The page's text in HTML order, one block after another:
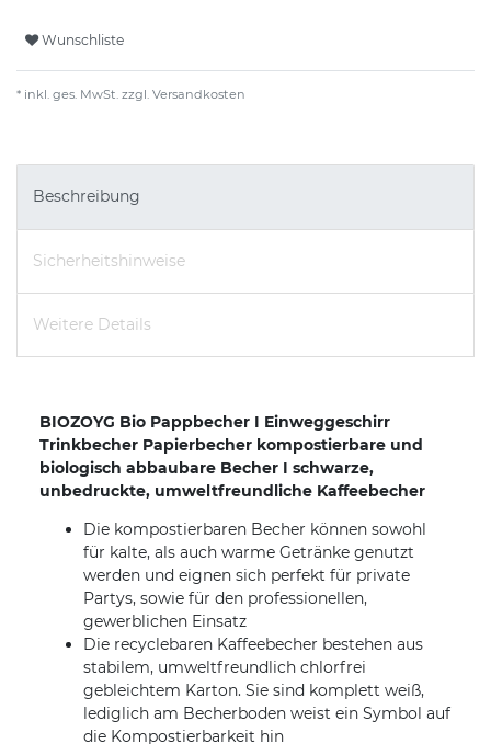
Wunschliste
* inkl. ges. MwSt. zzgl. Versandkosten
Beschreibung
Sicherheitshinweise
Weitere Details
BIOZOYG Bio Pappbecher I Einweggeschirr
Trinkbecher Papierbecher kompostierbare und
biologisch abbaubare Becher I schwarze,
unbedruckte, umweltfreundliche Kaffeebecher
Die kompostierbaren Becher können sowohl
für kalte, als auch warme Getränke genutzt
werden und eignen sich perfekt für private
Partys, sowie für den professionellen,
gewerblichen Einsatz
Die recyclebaren Kaffeebecher bestehen aus
stabilem, umweltfreundlich chlorfrei
gebleichtem Karton. Sie sind komplett weiß,
lediglich am Becherboden weist ein Symbol auf
die Kompostierbarkeit hin